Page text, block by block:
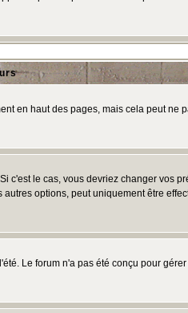
en haut des pages, mais cela peut ne
le cas, vous devriez changer vos
options, peut uniquement être
Le forum n'a pas été conçu pour